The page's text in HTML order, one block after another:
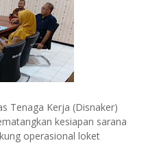
Tenaga Kerja (Disnaker)
kesiapan sarana
operasional loket